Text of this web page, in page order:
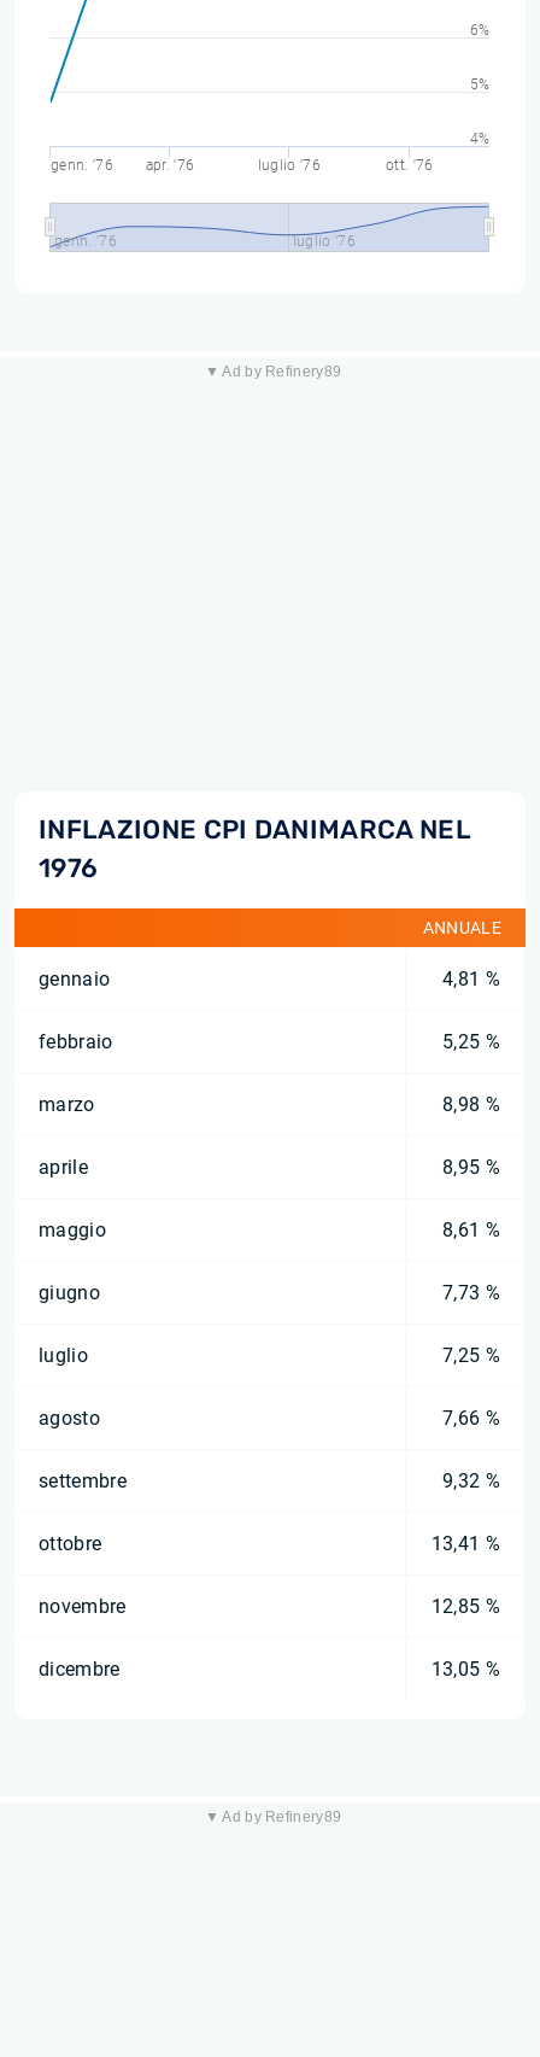
genn. '76 apr. '76 luglio '76 ott. '76
genn. '76 luglio '76
4%
5%
6%
▼ Ad by Refinery89
INFLAZIONE CPI DANIMARCA NEL
1976
ANNUALE
gennaio 4,81 %
febbraio 5,25 %
marzo 8,98 %
aprile 8,95 %
maggio 8,61 %
giugno 7,73 %
luglio 7,25 %
agosto 7,66 %
settembre 9,32 %
ottobre 13,41 %
novembre 12,85 %
dicembre 13,05 %
▼ Ad by Refinery89